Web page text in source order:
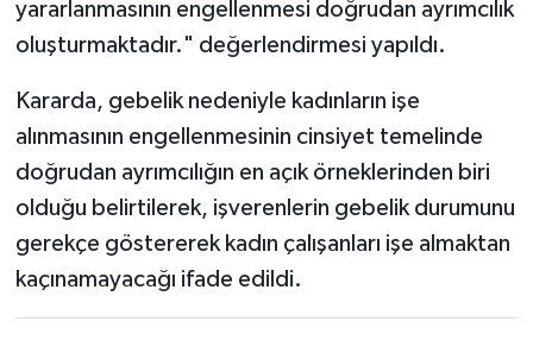
yararlanmasının engellenmesi doğrudan ayrımcılık
oluşturmaktadır." değerlendirmesi yapıldı.
Kararda, gebelik nedeniyle kadınların işe
alınmasının engellenmesinin cinsiyet temelinde
doğrudan ayrımcılığın en açık örneklerinden biri
olduğu belirtilerek, işverenlerin gebelik durumunu
gerekçe göstererek kadın çalışanları işe almaktan
kaçınamayacağı ifade edildi.